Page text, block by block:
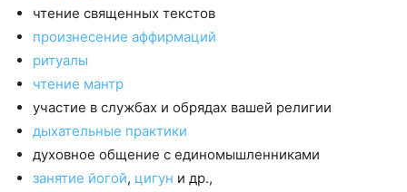
чтение священных текстов
произнесение аффирмаций
ритуалы
чтение мантр
участие в службах и обрядах вашей религии
дыхательные практики
духовное общение с единомышленниками
занятие йогой, цигун и др.,